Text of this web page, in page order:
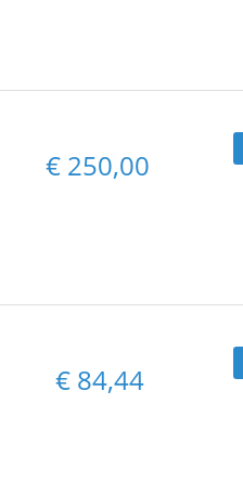
€250,00
€ 84,44